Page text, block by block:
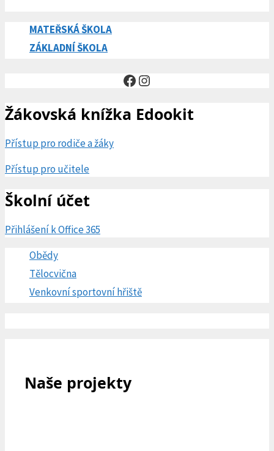
MATEŘSKÁ ŠKOLA
ZÁKLADNÍ ŠKOLA
Facebook
Instagram
Žákovská knížka Edookit
Přístup pro rodiče a žáky
Přístup pro učitele
Školní účet
Přihlášení k Office 365
Obědy
Tělocvična
Venkovní sportovní hřiště
Naše projekty